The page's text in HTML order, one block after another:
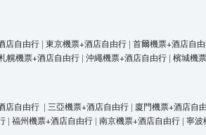
店自由行 | 東京機票+酒店自由行 | 首爾機票+酒店自
幌機票+酒店自由行 | 沖繩機票+酒店自由行 | 檳城機
店自由行 | 三亞機票+酒店自由行 | 廈門機票+酒店自
| 福州機票+酒店自由行 | 南京機票+酒店自由行 | 寧波